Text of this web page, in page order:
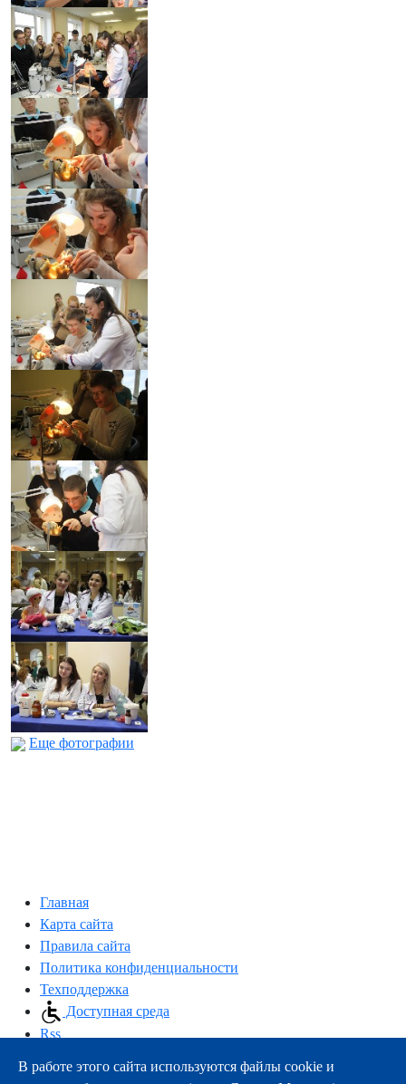
Еще фотографии
Главная
Карта сайта
Правила сайта
Политика конфиденциальности
Техподдержка
Доступная среда
Rss
163000, г.Архангельск, пр-т Троицкий, 51
В работе этого сайта используются файлы cookie и